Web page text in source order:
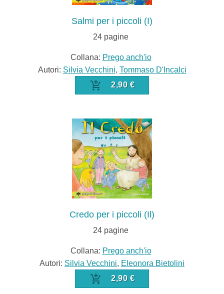
Salmi per i piccoli (I)
24 pagine
Collana: Prego anch'io
Autori: Silvia Vecchini, Tommaso D'Incalci
2,90 €
Credo per i piccoli (Il)
24 pagine
Collana: Prego anch'io
Autori: Silvia Vecchini, Eleonora Bietolini
2,90 €